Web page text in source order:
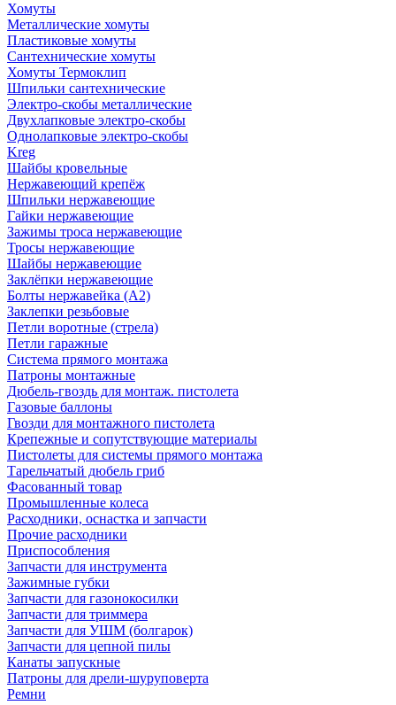
Хомуты
Металлические хомуты
Пластиковые хомуты
Сантехнические хомуты
Хомуты Термоклип
Шпильки сантехнические
Электро-скобы металлические
Двухлапковые электро-скобы
Однолапковые электро-скобы
Kreg
Шайбы кровельные
Нержавеющий крепёж
Шпильки нержавеющие
Гайки нержавеющие
Зажимы троса нержавеющие
Тросы нержавеющие
Шайбы нержавеющие
Заклёпки нержавеющие
Болты нержавейка (А2)
Заклепки резьбовые
Петли воротные (стрела)
Петли гаражные
Система прямого монтажа
Патроны монтажные
Дюбель-гвоздь для монтаж. пистолета
Газовые баллоны
Гвозди для монтажного пистолета
Крепежные и сопутствующие материалы
Пистолеты для системы прямого монтажа
Тарельчатый дюбель гриб
Фасованный товар
Промышленные колеса
Расходники, оснастка и запчасти
Прочие расходники
Приспособления
Запчасти для инструмента
Зажимные губки
Запчасти для газонокосилки
Запчасти для триммера
Запчасти для УШМ (болгарок)
Запчасти для цепной пилы
Канаты запускные
Патроны для дрели-шуруповерта
Ремни